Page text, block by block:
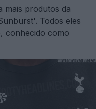
mais produtos da
Todos eles
conhecido como